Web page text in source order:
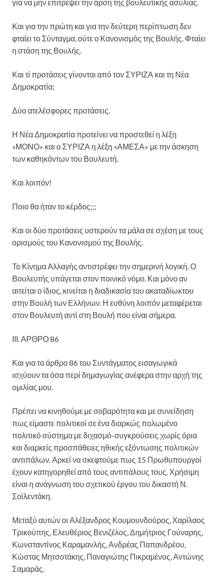
για να μην επιτρέψει την άρση της βουλευτικής ασυλίας.
Και για την πρώτη και για την δεύτερη περίπτωση δεν
φταίει το Σύνταγμα, ούτε ο Κανονισμός της Βουλής. Φταίει
η στάση της Βουλής.
Και τί προτάσεις γίνονται από τον ΣΥΡΙΖΑ και τη Νέα
Δημοκρατία;
Δύο ατελέσφορες προτάσεις.
Η Νέα Δημοκρατία προτείνει να προστεθεί η λέξη
«ΜΟΝΟ» και ο ΣΥΡΙΖΑ η λέξη «ΑΜΕΣΑ» με την άσκηση
των καθηκόντων του Βουλευτή.
Και λοιπόν!
Ποιο θα ήταν το κέρδος;;;
Και οι δύο προτάσεις υστερούν τα μάλα σε σχέση με τους
ορισμούς του Κανονισμού της Βουλής.
Το Κίνημα Αλλαγής αντιστρέφει την σημερινή λογική. Ο
Βουλευτής υπάγεται στον ποινικό νόμο. Και μόνο αν
αιτείται ο ίδιος, κινείται η διαδικασία του ακαταδίωκτου
στην Βουλή των Ελλήνων. Η ευθύνη λοιπόν μεταφέρεται
στον Βουλευτή αντί στη Βουλή που είναι σήμερα.
ΙΙΙ. ΑΡΘΡΟ 86
Και για το άρθρο 86 του Συντάγματος εισαγωγικά
ισχύουν τα όσα περί δημαγωγίας ανέφερα στην αρχή της
ομιλίας μου.
Πρέπει να κινηθούμε με σοβαρότητα και με συνείδηση
πως είμαστε πολιτικοί σε ένα διαρκώς πολωμένο
πολιτικό σύστημα με διχασμό-συγκρούσεις χωρίς όρια
και διαρκείς προσπάθειες ηθικής εξόντωσης πολιτικών
αντιπάλων. Αρκεί να σκεφτούμε πως 15 Πρωθυπουργοί
έχουν κατηγορηθεί από τους αντιπάλους τους. Χρήσιμη
είναι η ανάγνωση του σχετικού έργου του δικαστή Ν.
Σοϊλεντάκη.
Μεταξύ αυτών οι Αλέξανδρος Κουμουνδούρος, Χαρίλαος
Τρικούπης, Ελευθέριος Βενιζέλος, Δημήτριος Γούναρης,
Κωνσταντίνος Καραμανλής, Ανδρέας Παπανδρέου,
Κώστας Μητσοτάκης, Παναγιώτης Πικραμένος, Αντώνης
Σαμαράς.